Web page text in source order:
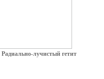
Радиально-лучистый гетит